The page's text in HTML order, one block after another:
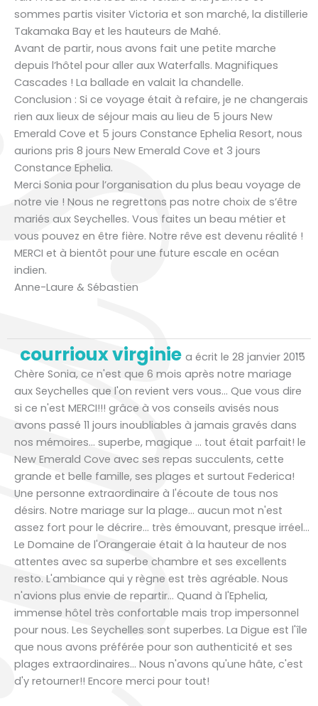
sommes partis visiter Victoria et son marché, la distillerie
Takamaka Bay et les hauteurs de Mahé.
Avant de partir, nous avons fait une petite marche
depuis l’hôtel pour aller aux Waterfalls. Magnifiques
Cascades ! La ballade en valait la chandelle.
Conclusion : Si ce voyage était à refaire, je ne changerais
rien aux lieux de séjour mais au lieu de 5 jours New
Emerald Cove et 5 jours Constance Ephelia Resort, nous
aurions pris 8 jours New Emerald Cove et 3 jours
Constance Ephelia.
Merci Sonia pour l’organisation du plus beau voyage de
notre vie ! Nous ne regrettons pas notre choix de s’être
mariés aux Seychelles. Vous faites un beau métier et
vous pouvez en être fière. Notre rêve est devenu réalité !
MERCI et à bientôt pour une future escale en océan
indien.
Anne-Laure & Sébastien
courrioux virginie a écrit le 28 janvier 2015
Chère Sonia, ce n'est que 6 mois après notre mariage
aux Seychelles que l'on revient vers vous... Que vous dire
si ce n'est MERCI!!! grâce à vos conseils avisés nous
avons passé 11 jours inoubliables à jamais gravés dans
nos mémoires... superbe, magique ... tout était parfait! le
New Emerald Cove avec ses repas succulents, cette
grande et belle famille, ses plages et surtout Federica!
Une personne extraordinaire à l'écoute de tous nos
désirs. Notre mariage sur la plage... aucun mot n'est
assez fort pour le décrire... très émouvant, presque irréel...
Le Domaine de l'Orangeraie était à la hauteur de nos
attentes avec sa superbe chambre et ses excellents
resto. L'ambiance qui y règne est très agréable. Nous
n'avions plus envie de repartir... Quand à l'Ephelia,
immense hôtel très confortable mais trop impersonnel
pour nous. Les Seychelles sont superbes. La Digue est l'île
que nous avons préférée pour son authenticité et ses
plages extraordinaires... Nous n'avons qu'une hâte, c'est
d'y retourner!! Encore merci pour tout!
...